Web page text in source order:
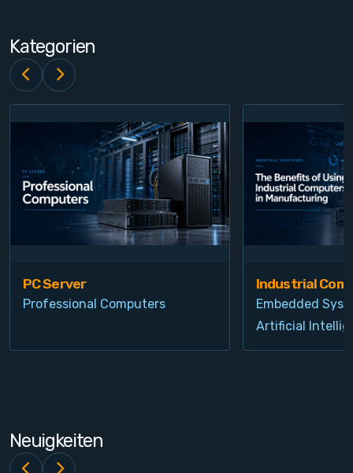
Registrieren
Kategorien
PC Server
Professional Computers
Industrial
Embedded
Artificial
Neuigkeiten